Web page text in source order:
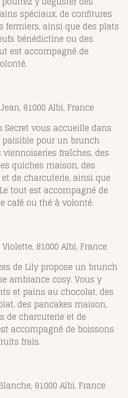
spéciaux, de confitures
fermiers, ainsi que des plats
bénédictine ou des
est accompagné de
81000 Albi, France
Secret vous accueille dans
pour un brunch
fraîches, des
quiches maison, des
de charcuterie, ainsi que
tout est accompagné de
café ou thé à volonté.
81000 Albi, France
de Lily propose un brunch
ambiance cosy. Vous y
et pains au chocolat, des
des pancakes maison,
de charcuterie et de
accompagné de boissons
frais.
81000 Albi, France